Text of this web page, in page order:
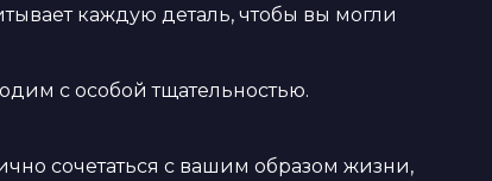
каждую деталь, чтобы вы могли
с особой тщательностью.
сочетаться с вашим образом жизни,